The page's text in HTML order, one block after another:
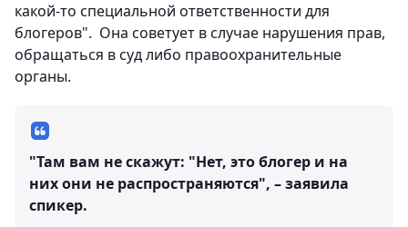
какой-то специальной ответственности для
блогеров". Она советует в случае нарушения прав,
обращаться в суд либо правоохранительные
органы.
"Там вам не скажут: "Нет, это блогер и на
них они не распространяются", – заявила
спикер.